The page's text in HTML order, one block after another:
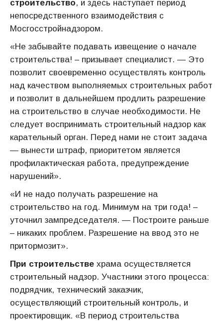
строительство, и здесь наступает период
непосредственного взаимодействия с
Мосгосстройнадзором.
«Не забывайте подавать извещение о начале
строительства! – призывает специалист. — Это
позволит своевременно осуществлять контроль
над качеством выполняемых строительных работ
и позволит в дальнейшем продлить разрешение
на строительство в случае необходимости. Не
следует воспринимать строительный надзор как
карательный орган. Перед нами не стоит задача
— вынести штраф, приоритетом является
профилактическая работа, предупреждение
нарушений».
«И не надо получать разрешение на
строительство на год. Минимум на три года! –
уточнил зампредседателя. — Построите раньше
– никаких проблем. Разрешение на ввод это не
притормозит».
При строительстве храма осуществляется
строительный надзор. Участники этого процесса:
подрядчик, технический заказчик,
осуществляющий строительный контроль, и
проектировщик. «В период строительства